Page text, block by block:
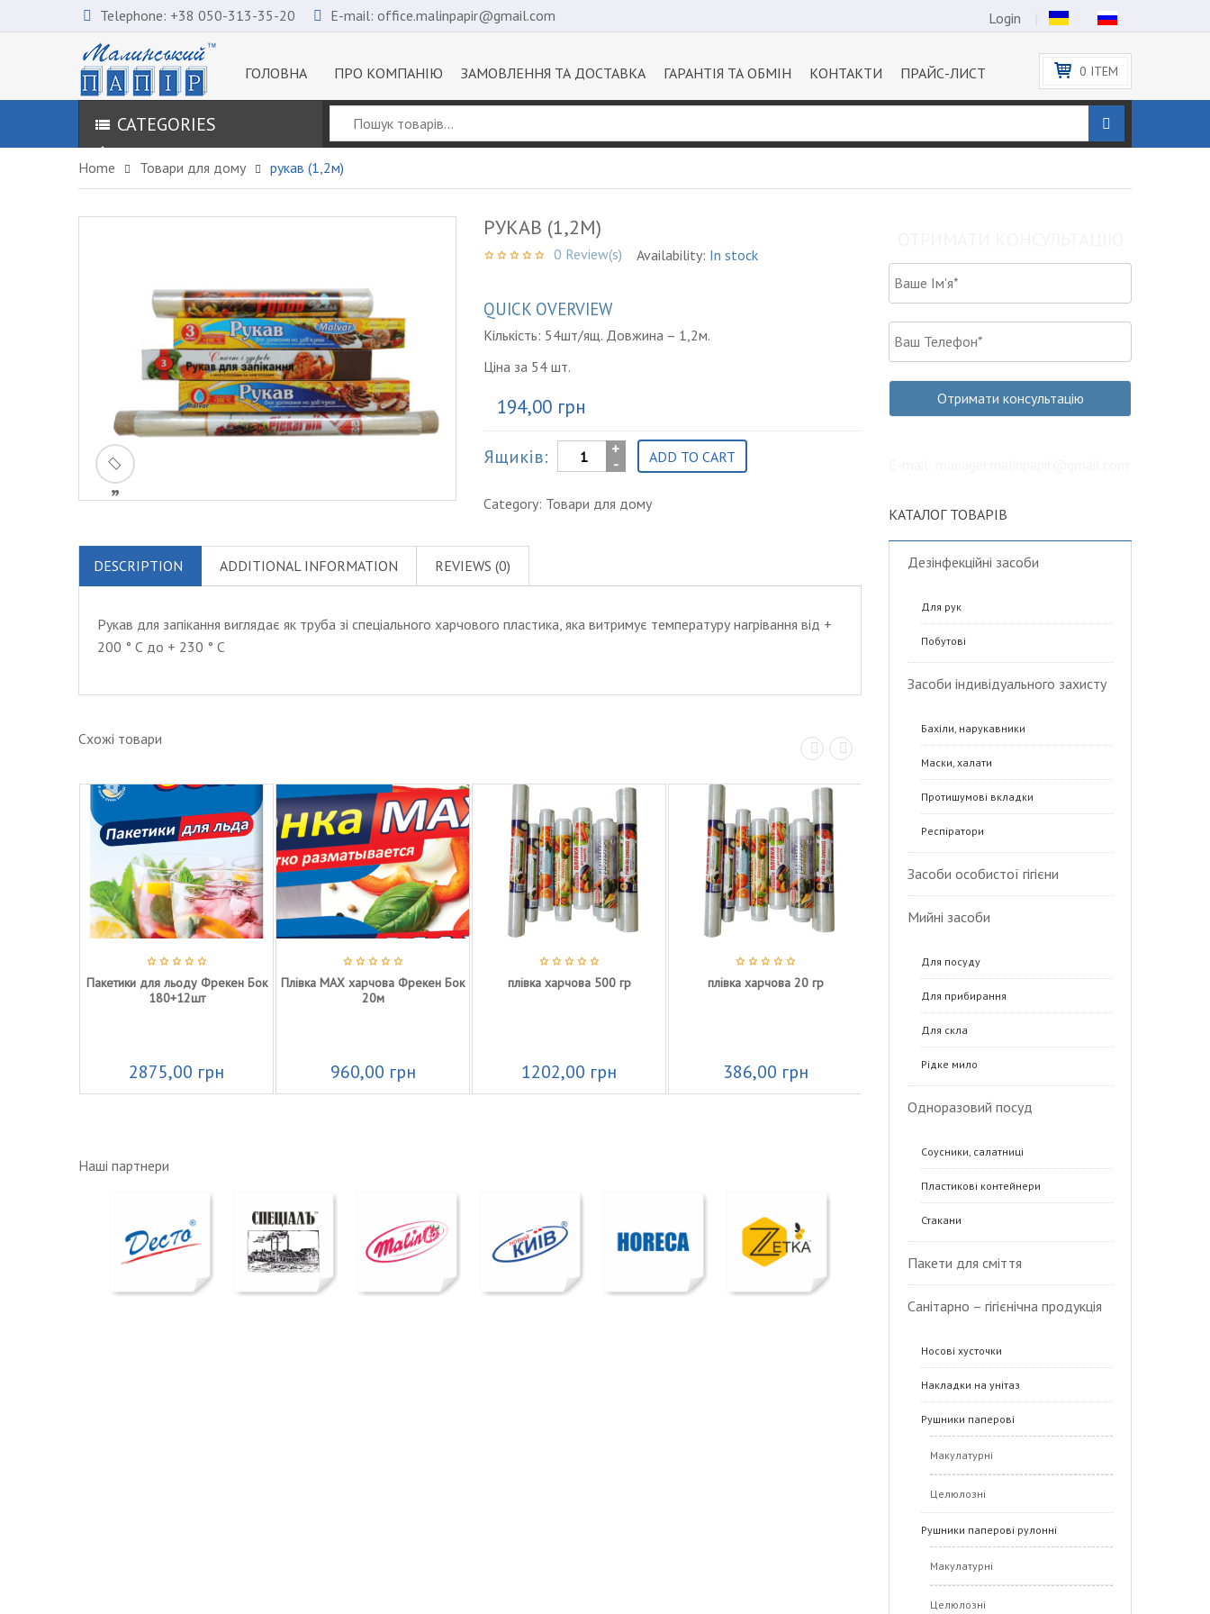
Telephone: +38 050-313-35-20 E-mail: office.malinpapir@gmail.com Login
ГОЛОВНА ПРО КОМПАНІЮ ЗАМОВЛЕННЯ ТА ДОСТАВКА ГАРАНТІЯ ТА ОБМІН КОНТАКТИ ПРАЙС-ЛИСТ 0 ITEM
CATEGORIES
Home Товари для дому рукав (1,2м)
ðŸ
”
РУКАВ (1,2М)
0 Review(s) Availability: In stock
QUICK OVERVIEW
Кількість: 54шт/ящ. Довжина – 1,2м.
Ціна за 54 шт.
194,00 грн
Ящиків:
рукав
(1,2м)
ADD TO CART
Category: Товари для дому
DESCRIPTION ADDITIONAL INFORMATION REVIEWS (0)
Рукав для запікання виглядає як труба зі спеціального харчового пластика, яка витримує температуру нагрівання від +
200 ° С до + 230 ° С
Схожі товари
Пакетики для льоду Фрекен Бок
180+12шт
2875,00грн
Плівка MAX харчова Фрекен Бок
960,00грн
плівка харчова 500 гр
1202,00грн
плівка харчова 20 гр
386,00грн
плівка харчова 200 гр
788,00грн
Фольга перукарська 100м
Наші партнери
КАТАЛОГ ТОВАРІВ
Дезінфекційні засоби
Для рук
Побутові
Засоби індивідуального захисту
Бахіли, нарукавники
Маски, халати
Протишумові вкладки
Респіратори
Засоби особистої гігієни
Мийні засоби
Для посуду
Для прибирання
Для скла
Рідке мило
Одноразовий посуд
Соусники, салатниці
Пластикові контейнери
Стакани
Пакети для сміття
Санітарно – гігієнічна продукція
Носові хусточки
Накладки на унітаз
Рушники паперові
Макулатурні
Целюлозні
Рушники паперові рулонні
Макулатурні
Целюлозні